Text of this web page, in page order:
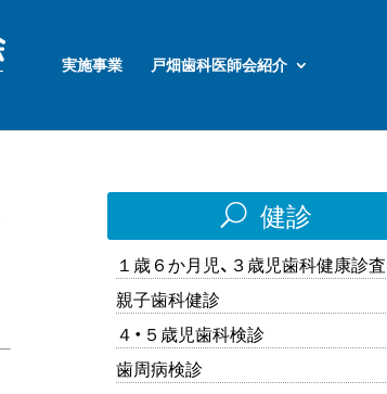
実施事業 戸畑歯科医師会紹介
U 健診
１歳６か月児、３歳児歯科健康診査
親子歯科健診
４・５歳児歯科検診
歯周病検診